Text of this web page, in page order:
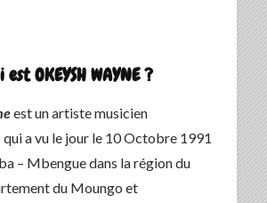
est OKEYSH WAYNE ?
est un artiste musicien
a vu le jour le 10 Octobre 1991
– Mbengue dans la région du
du Moungo et